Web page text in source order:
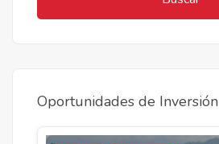
Oportunidades de Inversión